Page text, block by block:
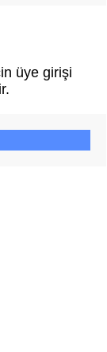
üye girişi